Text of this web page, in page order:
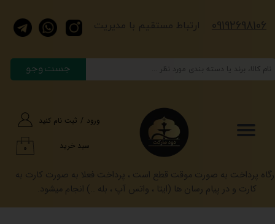
جست وجو
ورود / ثبت نام کنید
حساب کاربری من
سفارشات
خروج از حساب کاربری
۰ سبد خرید
​​​ارتباط مستقیم با مدیریت ​​​09192698106
پرداخت به صورت موقت قطع است ، پرداخت فعلا به صورت کارت به
کارت و در پیام رسان ها (ایتا ، واتس آپ ، بله ..) انجام میشود.